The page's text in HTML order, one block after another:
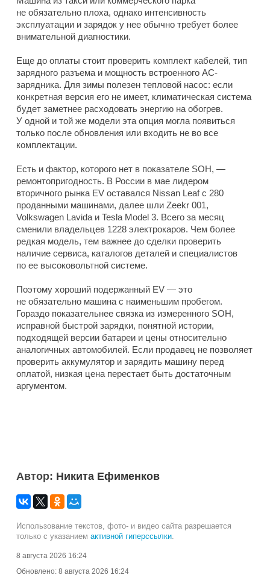
не обязательно плоха, однако интенсивность
эксплуатации и зарядок у нее обычно требует более
внимательной диагностики.
Еще до оплаты стоит проверить комплект кабелей, тип
зарядного разъема и мощность встроенного AC-
зарядника. Для зимы полезен тепловой насос: если
конкретная версия его не имеет, климатическая система
будет заметнее расходовать энергию на обогрев.
У одной и той же модели эта опция могла появиться
только после обновления или входить не во все
комплектации.
Есть и фактор, которого нет в показателе SOH, —
ремонтопригодность. В России в мае лидером
вторичного рынка EV оставался Nissan Leaf с 280
проданными машинами, далее шли Zeekr 001,
Volkswagen Lavida и Tesla Model 3. Всего за месяц
сменили владельцев 1228 электрокаров. Чем более
редкая модель, тем важнее до сделки проверить
наличие сервиса, каталогов деталей и специалистов
по ее высоковольтной системе.
Поэтому хороший подержанный EV — это
не обязательно машина с наименьшим пробегом.
Гораздо показательнее связка из измеренного SOH,
исправной быстрой зарядки, понятной истории,
подходящей версии батареи и цены относительно
аналогичных автомобилей. Если продавец не позволяет
проверить аккумулятор и зарядить машину перед
оплатой, низкая цена перестает быть достаточным
аргументом.
Автор: Никита Ефименков
Использование текстов, фото- и видео сайта разрешается
только с указанием активной гиперссылки.
8 августа 2026 16:24
Обновлено: 8 августа 2026 16:24